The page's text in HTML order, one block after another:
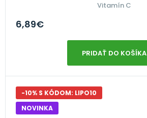
Vitamín C
6,89€
PRIDAŤ DO KOŠÍKA
-10% S KÓDOM: LIPO10
NOVINKA